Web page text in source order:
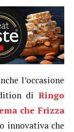
l’occasione
di Ringo
che Frizza
innovativa che